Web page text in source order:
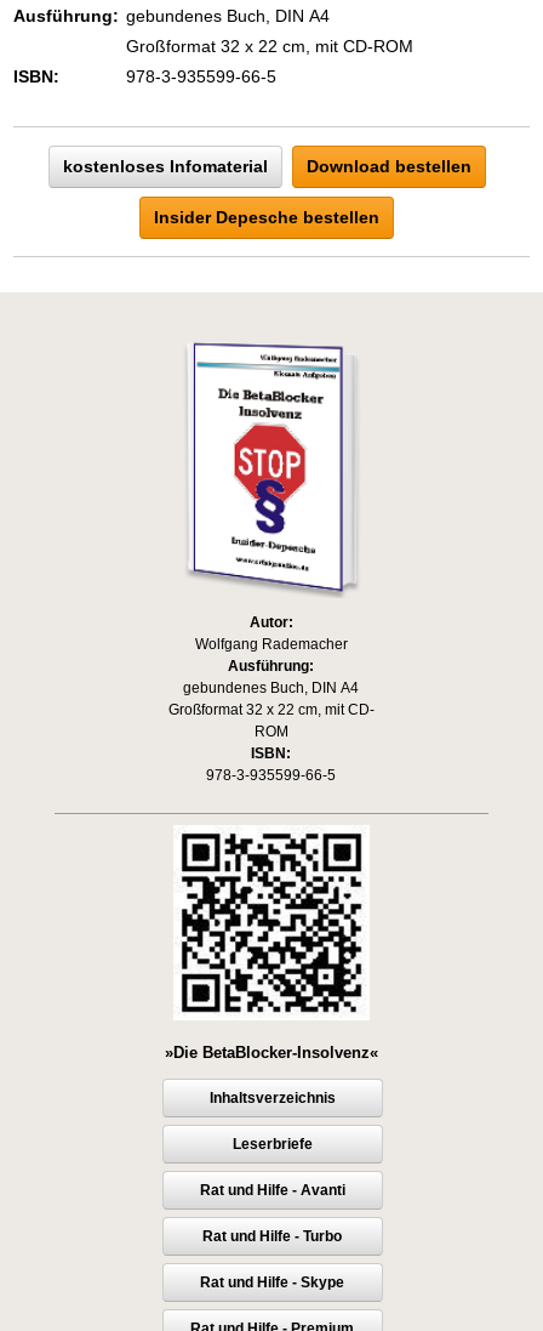
Zeigen Sie mit der Maus hierhin, um
Ausführung: gebundenes Buch, DIN A4
Großformat 32 x 22 cm, mit CD-ROM
ISBN:
978-3-935599-66-5
kostenloses Infomaterial Download bestellen
Insider Depesche bestellen
Autor:
Wolfgang Rademacher
Ausführung:
gebundenes Buch, DIN A4
Großformat 32 x 22 cm, mit CD-
ROM
ISBN:
978-3-935599-66-5
»Die BetaBlocker-Insolvenz«
Inhaltsverzeichnis
Leserbriefe
Rat und Hilfe - Avanti
Rat und Hilfe - Turbo
Rat und Hilfe - Skype